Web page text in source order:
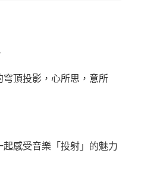
頂投影，心所思，意所
感受音樂「投射」的魅力